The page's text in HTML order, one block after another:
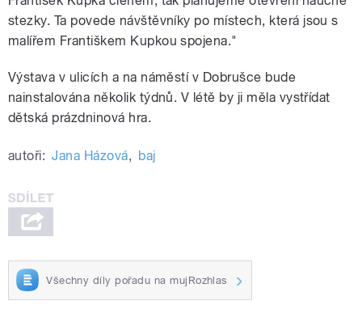
stezky. Ta povede návštěvníky po místech, která jsou s
malířem Františkem Kupkou spojena."
Výstava v ulicích a na náměstí v Dobrušce bude
nainstalována několik týdnů. V létě by ji měla vystřídat
dětská prázdninová hra.
autoři: Jana Házová, baj
Všechny díly pořadu na mujRozhlas